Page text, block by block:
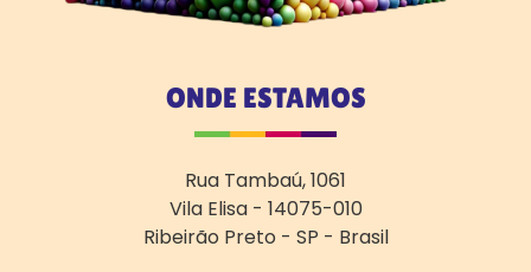
ONDE ESTAMOS
Rua Tambaú, 1061
Vila Elisa - 14075-010
Ribeirão Preto - SP - Brasil